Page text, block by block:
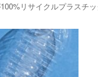
リサイクルプラスチ